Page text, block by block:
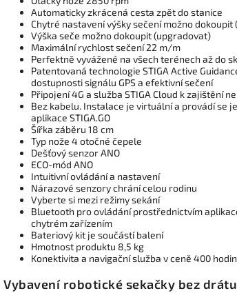
Automaticky zkrácená cesta zpět do stanice
Chytré nastavení výšky sečení možno
Výška seče možno dokoupit (upgradovat)
Maximální rychlost sečení 22 m/m
Perfektně vyvážené na všech terénech až do
Patentovaná technologie STIGA Active
dostupnosti signálu GPS a efektivní sečení
Připojení 4G a služba STIGA Cloud k zajištění
Bez kabelu. Instalace je virtuální a provádí se
aplikace STIGA.GO
Šířka záběru 18 cm
Typ nože 4 otočné čepele
Dešťový senzor ANO
ECO-mód ANO
Intuitivní ovládání a nastavení
Nárazové senzory chrání celou rodinu
Vyberte si mezi režimy sekání
Bluetooth pro ovládání prostřednictvím
chytrém zařízením
Bateriový kit je součástí balení
Hmotnost produktu 8,5 kg
Konektivita a navigační služba v ceně 400
Vybavení robotické sekačky bez drátu